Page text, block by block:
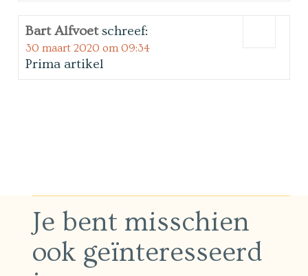
Bart Alfvoet schreef:
30 maart 2020 om 09:34
Prima artikel
Je bent misschien
ook geïnteresseerd